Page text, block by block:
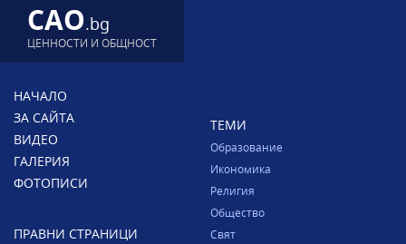
CAO.bg
ЦЕННОСТИ И ОБЩНОСТ
НАЧАЛО
ЗА САЙТА
ВИДЕО
ГАЛЕРИЯ
ФОТОПИСИ
ПРАВНИ СТРАНИЦИ
ТЕМИ
Образование
Икономика
Религия
Общество
Свят